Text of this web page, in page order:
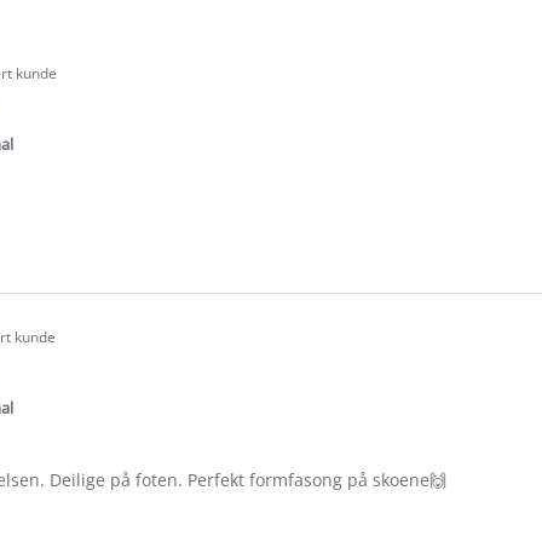
kunde
kunde
Deilige på foten. Perfekt formfasong på skoene🙌